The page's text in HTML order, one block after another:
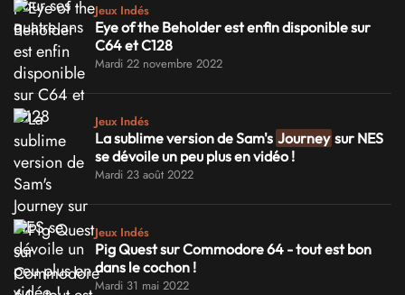
Jeux Indés
Eye of the Beholder est enfin disponible sur
C64 et C128
Mardi 22 novembre 2022
Jeux Indés
La sublime version de Sam's Journey sur NES
se dévoile un peu plus en vidéo !
Mardi 23 août 2022
Jeux Indés
Pig Quest sur Commodore 64 - tout est bon
dans le cochon !
Mardi 31 mai 2022